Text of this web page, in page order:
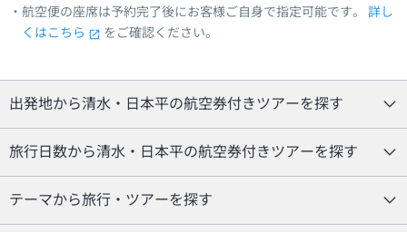
航空便の座席は予約完了後にお客様ご自身で指定可能です。
詳し
くはこちら
をご確認ください。
出発地から清水・日本平の航空券付きツアーを探す
旅行日数から清水・日本平の航空券付きツアーを探す
テーマから旅行・ツアーを探す